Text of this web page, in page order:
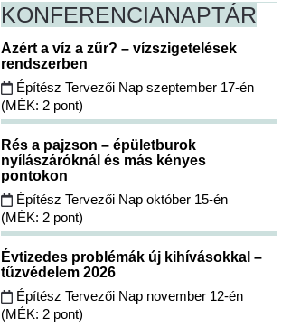
KONFERENCIANAPTÁR
Azért a víz a zűr? – vízszigetelések
rendszerben
Építész Tervezői Nap szeptember 17-én
(MÉK: 2 pont)
Rés a pajzson – épületburok
nyílászáróknál és más kényes
pontokon
Építész Tervezői Nap október 15-én
(MÉK: 2 pont)
Évtizedes problémák új kihívásokkal –
tűzvédelem 2026
Építész Tervezői Nap november 12-én
(MÉK: 2 pont)